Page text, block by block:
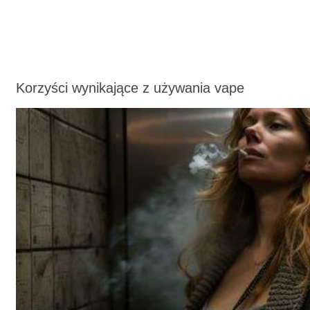
Korzyści wynikające z używaniavape